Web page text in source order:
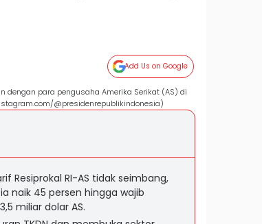
Add Us on Google
dengan para pengusaha Amerika Serikat (AS) di
@presidenrepublikindonesia)
Resiprokal RI-AS tidak seimbang,
naik 45 persen hingga wajib
miliar dolar AS.